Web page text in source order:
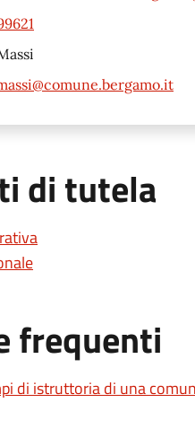
di tutela
frequenti
di istruttoria di una